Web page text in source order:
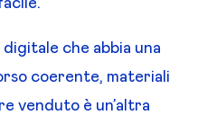
che abbia una
coerente, materiali
venduto è un’altra